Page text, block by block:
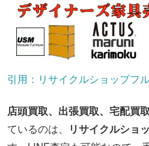
引用：リサイクルショップフ
店頭買取、出張買取、宅配買
ているのは、
リサイクルショ